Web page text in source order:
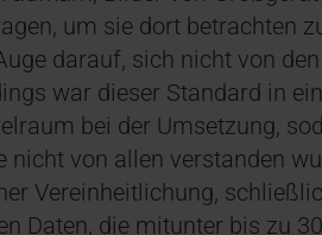
um sie dort betrachten
darauf, sich nicht von
war dieser Standard in
bei der Umsetzung,
nicht von allen verstanden
Vereinheitlichung,
Daten, die mitunter bis zu